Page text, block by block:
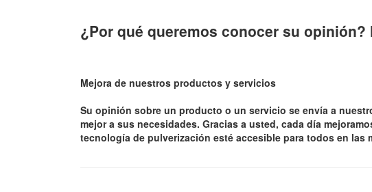
¿Por qué queremos conocer su
Mejora de nuestros productos y servicios
Su opinión sobre un producto o un servicio se envía a
mejor a sus necesidades. Gracias a usted, cada día
tecnología de pulverización esté accesible para todos en las